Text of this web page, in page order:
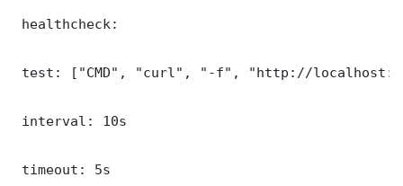
healthcheck:
test: ["CMD", "curl", "-f", "http://
interval: 10s
timeout: 5s